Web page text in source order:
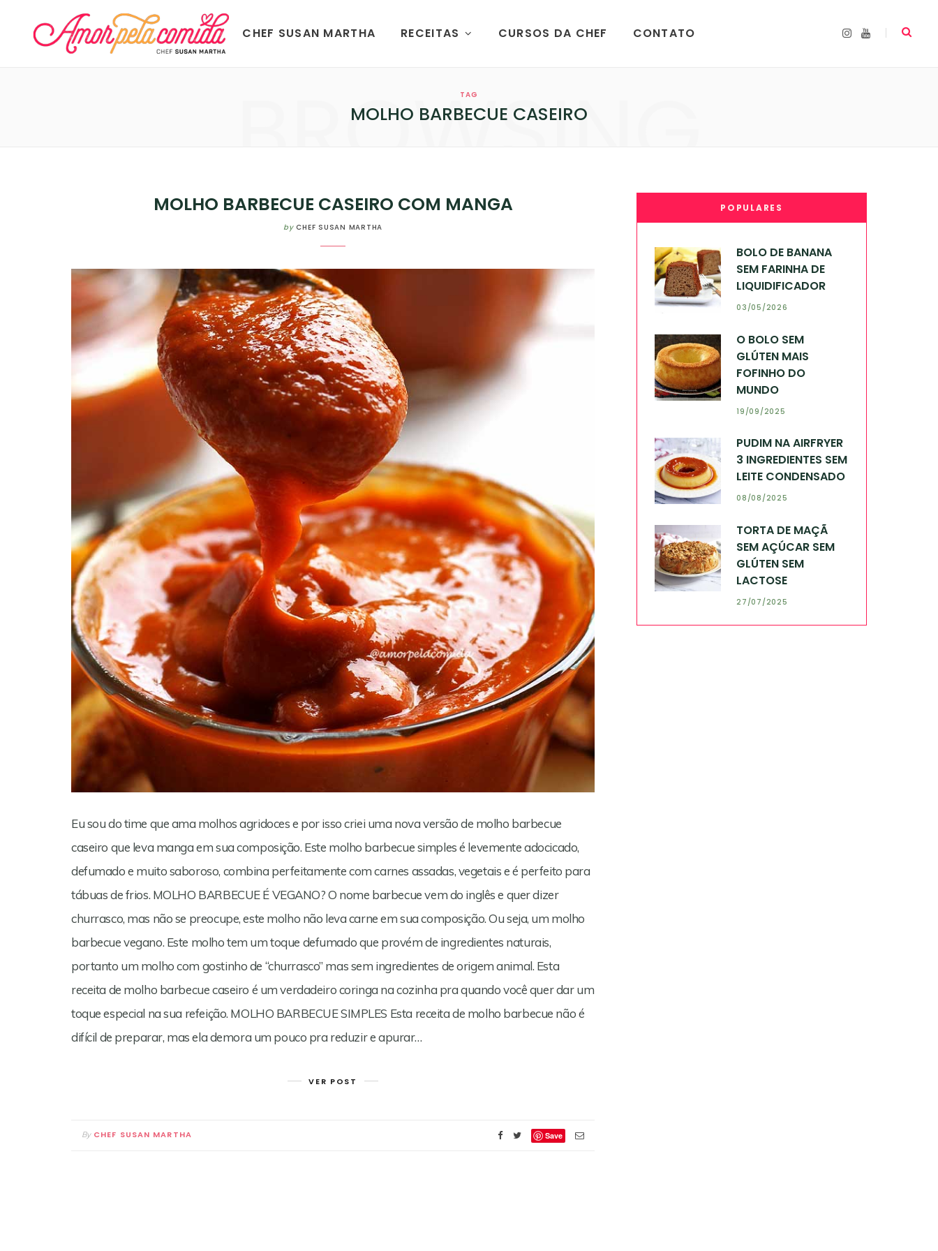
CHEF SUSAN MARTHA RECEITAS CURSOS DA CHEF CONTATO
I
Y
TAG
MOLHO BARBECUE CASEIRO
BROWSING
MOLHO BARBECUE CASEIRO COM MANGA
by CHEF SUSAN MARTHA
Eu sou do time que ama molhos agridoces e por isso criei uma nova versão de molho barbecue
caseiro que leva manga em sua composição. Este molho barbecue simples é levemente adocicado,
defumado e muito saboroso, combina perfeitamente com carnes assadas, vegetais e é perfeito para
tábuas de frios. MOLHO BARBECUE É VEGANO? O nome barbecue vem do inglês e quer dizer
churrasco, mas não se preocupe, este molho não leva carne em sua composição. Ou seja, um molho
barbecue vegano. Este molho tem um toque defumado que provém de ingredientes naturais,
portanto um molho com gostinho de “churrasco” mas sem ingredientes de origem animal. Esta
receita de molho barbecue caseiro é um verdadeiro coringa na cozinha pra quando você quer dar um
toque especial na sua refeição. MOLHO BARBECUE SIMPLES Esta receita de molho barbecue não é
difícil de preparar, mas ela demora um pouco pra reduzir e apurar…
VER POST
By CHEF SUSAN MARTHA Save
POPULARES
BOLO DE BANANA
SEM FARINHA DE
LIQUIDIFICADOR
03/05/2026
O BOLO SEM
GLÚTEN MAIS
FOFINHO DO
MUNDO
19/09/2025
PUDIM NA AIRFRYER
3 INGREDIENTES SEM
LEITE CONDENSADO
08/08/2025
TORTA DE MAÇÃ
SEM AÇÚCAR SEM
GLÚTEN SEM
LACTOSE
27/07/2025